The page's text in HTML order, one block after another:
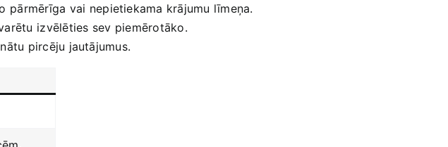
⁤pārmērīga ⁢vai nepietiekama krājumu līmeņa.
izvēlēties sev⁣ piemērotāko.
pircēju‌ jautājumus.